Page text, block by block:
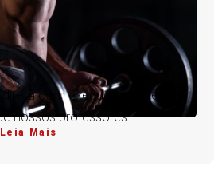
direta com execução perfeita e
nossos professores
Leia Mais